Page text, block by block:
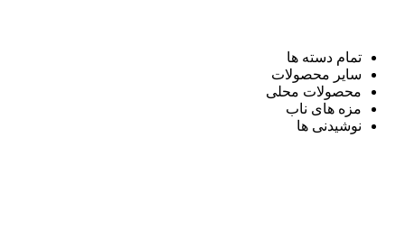
تمام دسته ها
سایر محصولات
محصولات محلی
مزه های ناب
نوشیدنی ها